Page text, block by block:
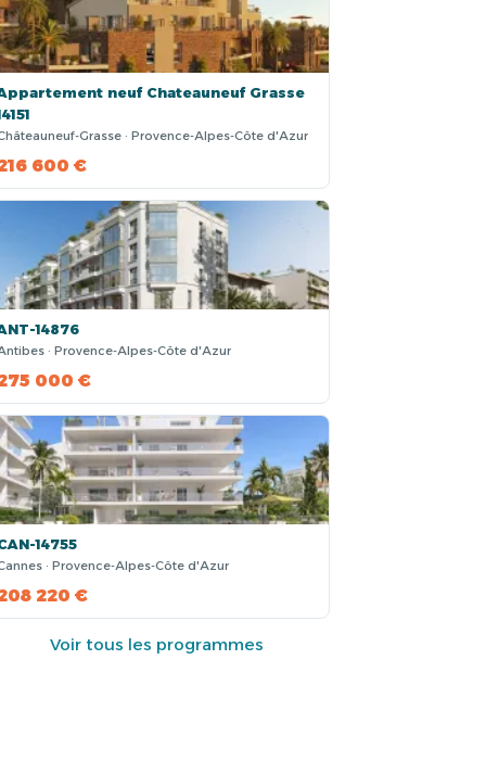
neuf Chateauneuf Grasse
Grasse · Provence-Alpes-Côte d'Azur
600 €
14876
· Provence-Alpes-Côte d'Azur
000 €
14755
· Provence-Alpes-Côte d'Azur
220 €
Voir tous les programmes